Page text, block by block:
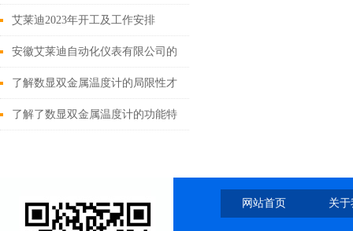
创新突破国际技术“卡脖子“
艾莱迪2023年开工及工作安排
安徽艾莱迪自动化仪表有限公司的
液位计种类及用途
了解数显双金属温度计的局限性才
能更好的使用它
了解了数显双金属温度计的功能特
网站首页 关